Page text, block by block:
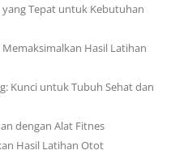
Tepat untuk Kebutuhan
Hasil Latihan
Kunci untuk Tubuh Sehat dan
dengan Alat Fitnes
Hasil Latihan Otot